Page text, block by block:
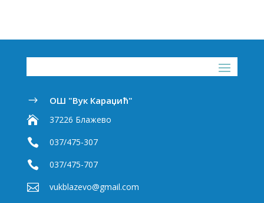
$
ОШ "Вук Караџић"

37226 Блажево
 037/475-307
 037/475-707
 vukblazevo@gmail.com